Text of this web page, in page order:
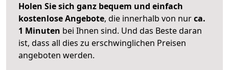
Holen Sie sich ganz bequem und einfach
kostenlose Angebote, die innerhalb von nurca.
1 Minuten bei Ihnen sind. Und das Beste daran
ist, dass all dies zu erschwinglichen Preisen
angeboten werden.